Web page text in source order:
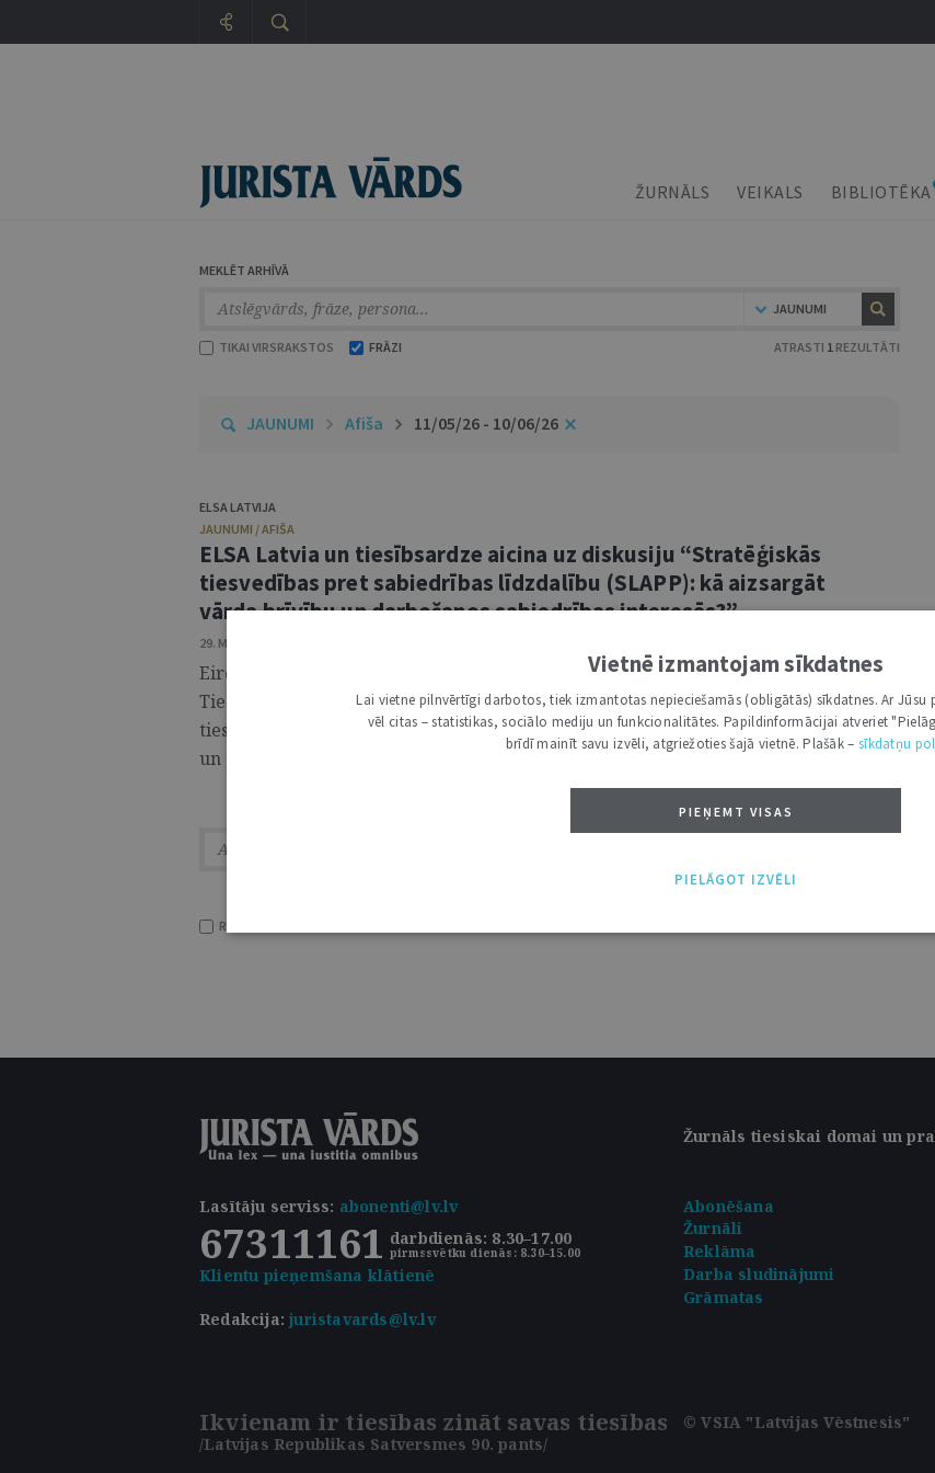
ŽURNĀLS VEIKALS BIBLIOTĒKA
MEKLĒT ARHĪVĀ
JAUNUMI
TIKAI VIRSRAKSTOS FRĀZI ATRASTI 1 REZULTĀTI
JAUNUMI Afiša 11/05/26 - 10/06/26
ELSA LATVIJA
JAUNUMI / AFIŠA
ELSA Latvia un tiesībsardze aicina uz diskusiju “Stratēģiskās
tiesvedības pret sabiedrības līdzdalību (SLAPP): kā aizsargāt
vārda brīvību un darbošanos sabiedrības interesēs?”
29. MAIJS 2026 • 11:12
Eiropas Tiesību zinātņu studentu asociācija (ELSA Latvia) sadarbībā ar
Tiesībsarga biroju 2. jūnijā aicina uz klātienes diskusiju “Stratēģiskās
tiesvedības pret sabiedrības līdzdalību (SLAPP): kā aizsargāt vārda brīvību
un darbošanos sabiedrības interesēs?”. ...
RĀDĪT TIKAI VIRSRAKSTUS
Žurnāls tiesiskai domai un
Lasītāju serviss: abonenti@lv.lv
67311161 darbdienās: 8.30–17.00
pirmssvētku dienās: 8.30–15.00
Klientu pieņemšana klātienē
Abonēšana
Žurnāli
Reklāma
Darba sludinājumi
Redakcija:juristavards@lv.lv
Grāmatas
Ikvienam ir tiesības zināt savas tiesības
/Latvijas Republikas Satversmes 90. pants/
© VSIA "Latvijas Vēstnesis"
Vietnē izmantojam sīkdatnes
Lai vietne pilnvērtīgi darbotos, tiek izmantotas nepieciešamās (obligātās) sīkdatnes. Ar
vēl citas – statistikas, sociālo mediju un funkcionalitātes. Papildinformācijai atveriet
brīdī mainīt savu izvēli, atgriežoties šajā vietnē. Plašāk – sīkdatņu
PIEŅEMT VISAS
PIELĀGOT IZVĒLI